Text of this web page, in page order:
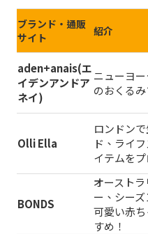
ブランド・通販
サイト
紹介
aden+anais(エ
イデンアンドア
ネイ)
ニューヨ
のおくる
Olli Ella
ロンドン
ド、ライ
イテムを
BONDS
オースト
ー、シー
可愛い赤
すめ！